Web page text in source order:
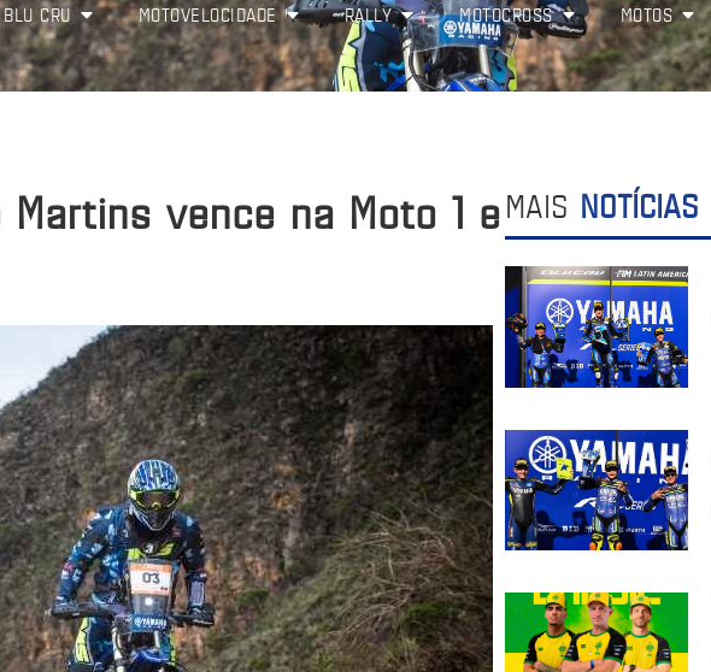
BLU CRU MOTOVELOCIDADE RALLY MOTOCROSS MOTOS
vence na Moto 1 eMAIS NOTÍCIAS